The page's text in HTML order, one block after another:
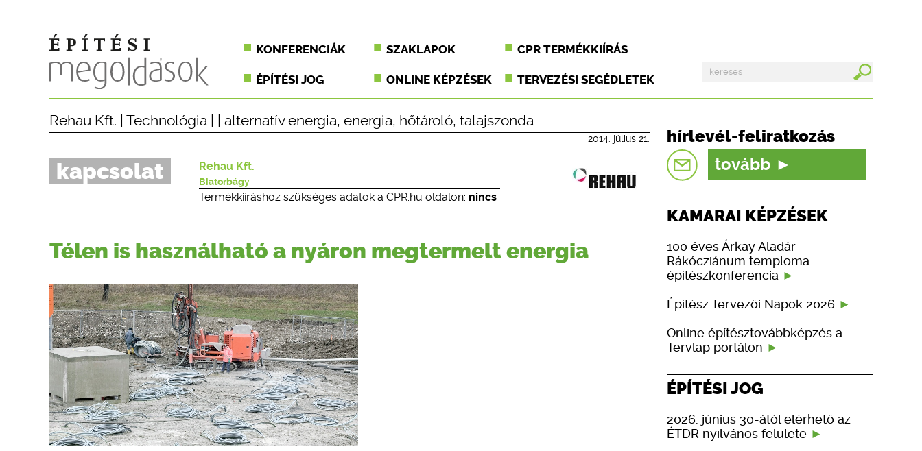
KONFERENCIÁK SZAKLAPOK CPR TERMÉKKIÍRÁS
ÉPÍTÉSI JOG ONLINE KÉPZÉSEK TERVEZÉSI SEGÉDLETEK
Rehau Kft. Technológia alternatív energia, energia, hőtároló, talajszonda
2014. július 21.
kapcsolat Rehau Kft.
Biatorbágy
Termékkiíráshoz szükséges adatok a CPR.hu oldalon: nincs
Télen is használható a nyáron megtermelt energia
hírlevél-feliratkozás
tovább
KAMARAI KÉPZÉSEK
100 éves Árkay Aladár
Rákócziánum temploma
építészkonferencia
Építész Tervezői Napok 2026
Online építésztovábbképzés a
Tervlap portálon
ÉPÍTÉSI JOG
2026. június 30-ától elérhető az
ÉTDR nyilvános felülete